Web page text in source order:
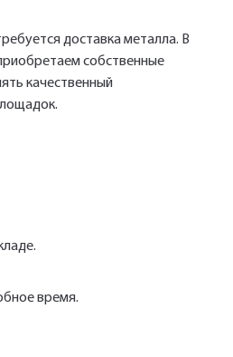
доставка металла. В
собственные
качественный
время.
нами в ближайшее время
подтверждения в течении 3
дней.
«Отправить» вы автоматически
конфиденциальности»
«Отправить» вы автоматически
конфиденциальности»